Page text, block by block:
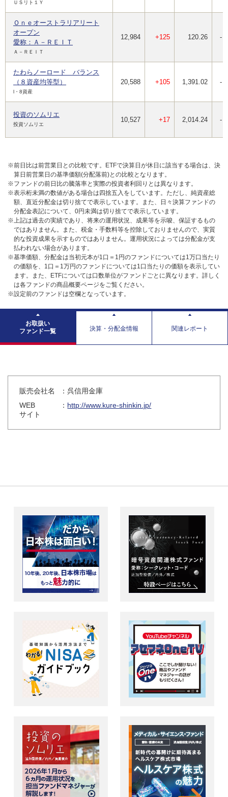
ＵＳリト１Ｙ
Ｏｎｅオーストラリアリート
オープン
愛称：Ａ－ＲＥＩＴ
Ａ－ＲＥＩＴ
12,984 +125 120.26 -
たわらノーロード バランス
（８資産均等型）
l・8資産
20,588 +105 1,391.02 -
投資のソムリエ
投資ソムリエ
10,527 +17 2,014.24 -
※前日比は前営業日との比較です。ETFで決算日が休日に該当する場合は、決
算日前営業日の基準価額(分配落前)との比較となります。
※ファンドの前日比の騰落率と実際の投資者利回りとは異なります。
※表示桁未満の数値がある場合は四捨五入をしています。ただし、純資産総
額、直近分配金は切り捨てで表示しています。また、日々決算ファンドの
分配金表記について、0円未満は切り捨てで表示しています。
※上記は過去の実績であり、将来の運用状況、成果等を示唆、保証するもの
ではありません。また、税金・手数料等を控除しておりませんので、実質
的な投資成果を示すものではありません。運用状況によっては分配金が支
払われない場合があります。
※基準価額、分配金は当初元本が1口＝1円のファンドについては1万口当たり
の価額を、1口＝1万円のファンドについては1口当たりの価額を表示してい
ます。また、ETFについては口数単位がファンドごとに異なります。詳しく
は各ファンドの商品概要ページをご覧ください。
※設定前のファンドは空欄となっています。
お取扱い
ファンド一覧
決算・分配金情報 関連レポート
販売会社名
：呉信用金庫
WEB
サイト
： http://www.kure-shinkin.jp/